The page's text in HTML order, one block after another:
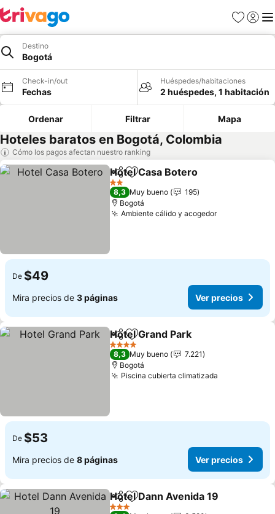
Favoritos
Iniciar
Destino
Bogotá
Check-in/out
Fechas
Huéspedes/habitaciones
2 huéspedes, 1 habitación
Ordenar Filtrar Mapa
Hoteles baratos en Bogotá, Colombia
Cómo los pagos afectan nuestro ranking
CompartirAgregar a favoritos
Hotel Casa Botero
2 Estrellas
8,3 Muy bueno
195
Bogotá
Ambiente cálido y acogedor
De $49
Mira precios de 3 páginas Ver precios
CompartirAgregar a favoritos
Hotel Grand Park
4 Estrellas
8,3 Muy bueno
7.221
Bogotá
Piscina cubierta climatizada
De $53
Mira precios de 8 páginas Ver precios
CompartirAgregar a favoritos
Hotel Dann Avenida 19
3 Estrellas